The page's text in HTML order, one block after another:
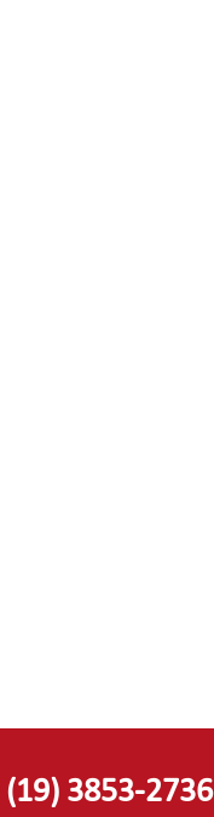
(19) 3853-2736